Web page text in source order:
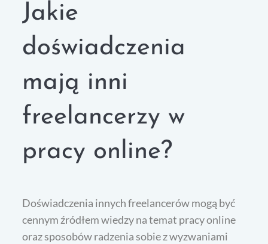
Jakie
doświadczenia
mają inni
freelancerzy w
pracy online?
Doświadczenia innych freelancerów mogą być
cennym źródłem wiedzy na temat pracy online
oraz sposobów radzenia sobie z wyzwaniami